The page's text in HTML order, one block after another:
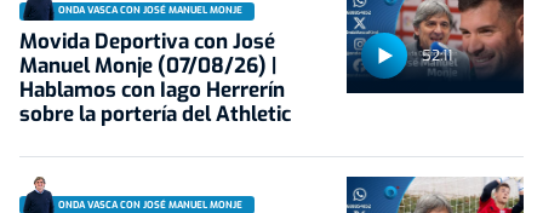
52:11
ONDA VASCA CON JOSÉ MANUEL MONJE
Movida Deportiva con José
Manuel Monje (07/08/26) |
Hablamos con Iago Herrerín
sobre la portería del Athletic
ONDA VASCA CON JOSÉ MANUEL MONJE